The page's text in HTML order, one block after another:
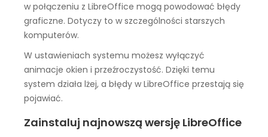
w połączeniu z LibreOffice mogą powodować błędy
graficzne. Dotyczy to w szczególności starszych
komputerów.
W ustawieniach systemu możesz wyłączyć
animacje okien i przeźroczystość. Dzięki temu
system działa lżej, a błędy w LibreOffice przestają się
pojawiać.
Zainstaluj najnowszą wersję LibreOffice